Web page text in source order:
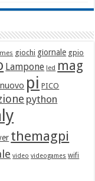
giochi giornale gpio
Lampone led mag
nuovo pi PICO
python
themagpi
video videogames wifi